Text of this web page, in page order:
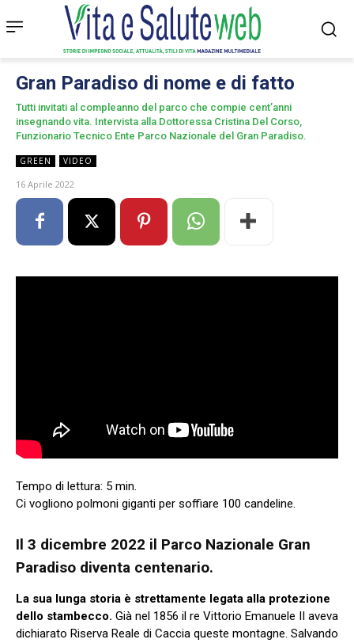
Gran Paradiso di nome e di fatto
Tutti invitati al compleanno del parco che compie cent’anni
insegnando vita. Intervista alla Dottoressa Cristina Del Corso,
Funzionario Tecnico Ente Parco Nazionale del Gran Paradiso.
GREEN VIDEO
16 Aprile 2022
Ci vogliono polmoni giganti per soffiare 100 candeline.
Il 3 dicembre 2022 il Parco Nazionale Gran
Paradiso diventa centenario.
La sua lunga storia è strettamente legata alla protezione
dello stambecco. Già nel 1856 il re Vittorio Emanuele II aveva
dichiarato Riserva Reale di Caccia queste montagne. Salvando